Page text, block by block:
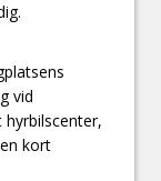
vid
kort